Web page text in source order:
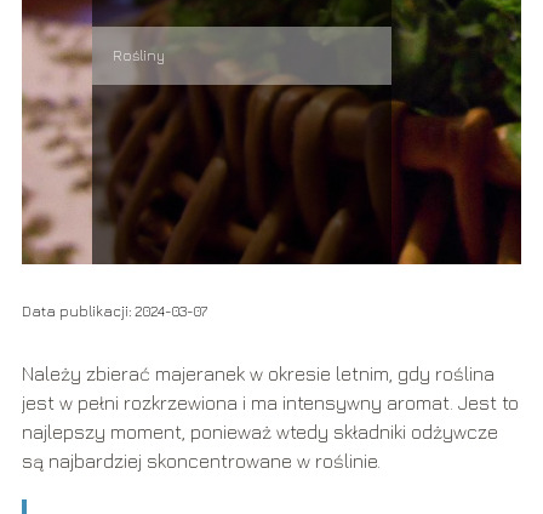
Rośliny
Data publikacji: 2024-03-07
Należy zbierać majeranek w okresie letnim, gdy roślina
jest w pełni rozkrzewiona i ma intensywny aromat. Jest to
najlepszy moment, ponieważ wtedy składniki odżywcze
są najbardziej skoncentrowane w roślinie.